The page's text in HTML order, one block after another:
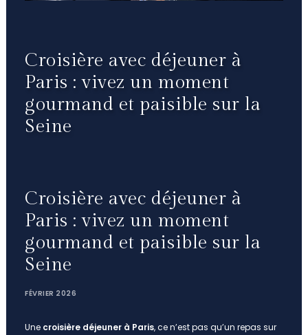
Croisière avec déjeuner à
Paris : vivez un moment
gourmand et paisible sur la
Seine
Croisière avec déjeuner à
Paris : vivez un moment
gourmand et paisible sur la
Seine
FÉVRIER 2026
Une croisière déjeuner à Paris, ce n’est pas qu’un repas sur